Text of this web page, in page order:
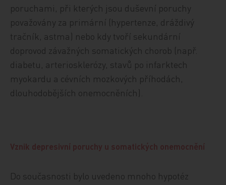
poruchami, při kterých jsou duševní poruchy
považovány za primární (hypertenze, dráždivý
tračník, astma) nebo kdy tvoří sekundární
doprovod závažných somatických chorob (např.
diabetu, arteriosklerózy, stavů po infarktech
myokardu a cévních mozkových příhodách,
dlouhodobějších onemocněních).
Vznik depresivní poruchy u somatických onemocnění
Do současnosti bylo uvedeno mnoho hypotéz